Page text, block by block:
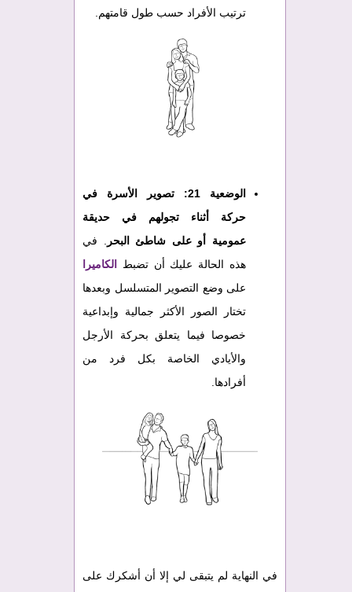
ترتيب الأفراد حسب طول قامتهم.
الوضعية 21:
تصوير الأسرة في
حركة أثناء تجولهم في حديقة
عمومية أو على شاطئ البحر
. في
هذه الحالة عليك أن تضبط
الكاميرا
على وضع التصوير المتسلسل وبعدها
تختار الصور الأكثر جمالية وإبداعية
خصوصا فيما يتعلق بحركة الأرجل
والأيادي الخاصة بكل فرد من
أفرادها.
في النهاية لم يتبقى لي إلا أن أشكرك على